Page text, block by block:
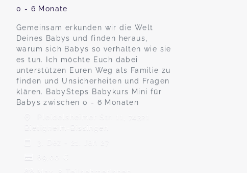
0 - 6 Monate
Gemeinsam erkunden wir die Welt
Deines Babys und finden heraus,
warum sich Babys so verhalten wie sie
es tun. Ich möchte Euch dabei
unterstützen Euren Weg als Familie zu
finden und Unsicherheiten und Fragen
klären. BabySteps Babykurs Mini für
Babys zwischen 0 - 6 Monaten
Pleidelsheimer Str. 11, 74321
Bietigheim-Bissingen
3. Dez - 21. Jan 27
89,00 €